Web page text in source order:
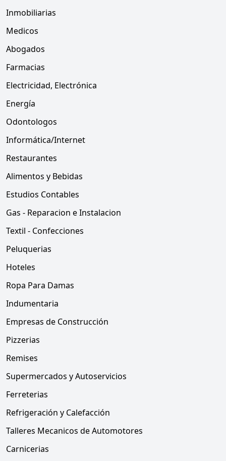
Inmobiliarias
Medicos
Abogados
Farmacias
Electricidad, Electrónica
Energía
Odontologos
Informática/Internet
Restaurantes
Alimentos y Bebidas
Estudios Contables
Gas - Reparacion e Instalacion
Textil - Confecciones
Peluquerias
Hoteles
Ropa Para Damas
Indumentaria
Empresas de Construcción
Pizzerias
Remises
Supermercados y Autoservicios
Ferreterias
Refrigeración y Calefacción
Talleres Mecanicos de Automotores
Carnicerias